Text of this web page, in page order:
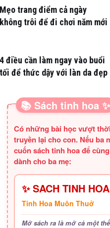
Mẹo trang điểm cả ngày
không trôi để đi chơi năm mới
4 điều cần làm ngay vào buổi
tối để thức dậy với làn da đẹp
SÁCH HAY CHO BA MẸ
📚 Sách tinh hoa ✨
Có những bài học vượt
truyền lại cho con. Nếu ba
cuốn sách tinh hoa để
dành cho ba mẹ:
✨ SACH TINH
Tinh Hoa Muôn Thuở
Mở sách ra là mở cả một